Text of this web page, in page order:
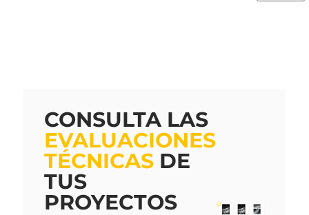
CONSULTA LAS
EVALUACIONES
TÉCNICAS DE
TUS
PROYECTOS